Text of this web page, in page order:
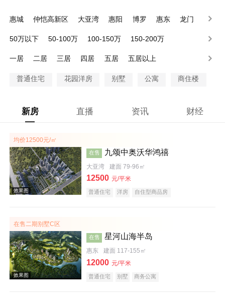
惠城 仲恺高新区 大亚湾 惠阳 博罗 惠东 龙门
50万以下 50-100万 100-150万
150-200万
一居
二居 三居 四居 五居 五居以上
普通住宅 花园洋房 别墅 公寓 商住楼
新房 直播 资讯 财经
均价12500元/㎡
在售 九颂中奥沃华鸿禧
大亚湾 建面 79-96㎡
12500 元/平米
普通住宅 洋房 自住型商品房
在售二期别墅C区
在售 星河山海半岛
惠东 建面 117-155㎡
12000 元/平米
普通住宅 别墅 商务公寓